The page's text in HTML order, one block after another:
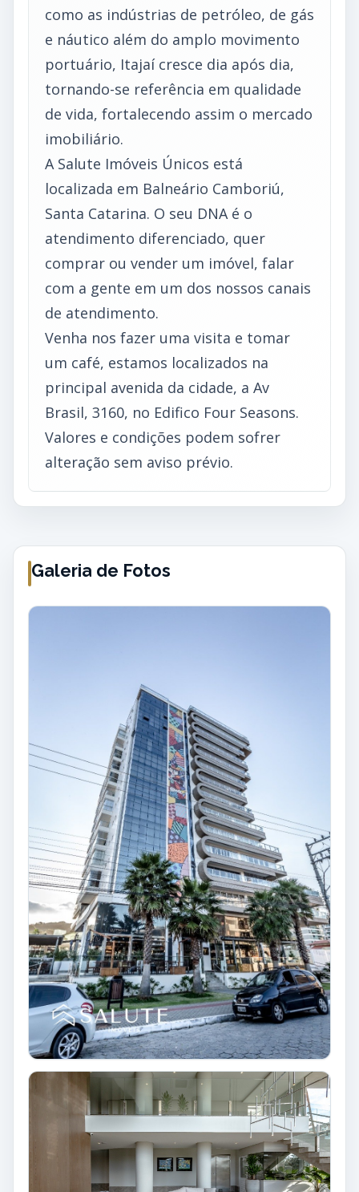
como as indústrias de petróleo, de gás
e náutico além do amplo movimento
portuário, Itajaí cresce dia após dia,
tornando-se referência em qualidade
de vida, fortalecendo assim o mercado
imobiliário.
A Salute Imóveis Únicos está
localizada em Balneário Camboriú,
Santa Catarina. O seu DNA é o
atendimento diferenciado, quer
comprar ou vender um imóvel, falar
com a gente em um dos nossos canais
de atendimento.
Venha nos fazer uma visita e tomar
um café, estamos localizados na
principal avenida da cidade, a Av
Brasil, 3160, no Edifico Four Seasons.
Valores e condições podem sofrer
alteração sem aviso prévio.
Galeria de Fotos